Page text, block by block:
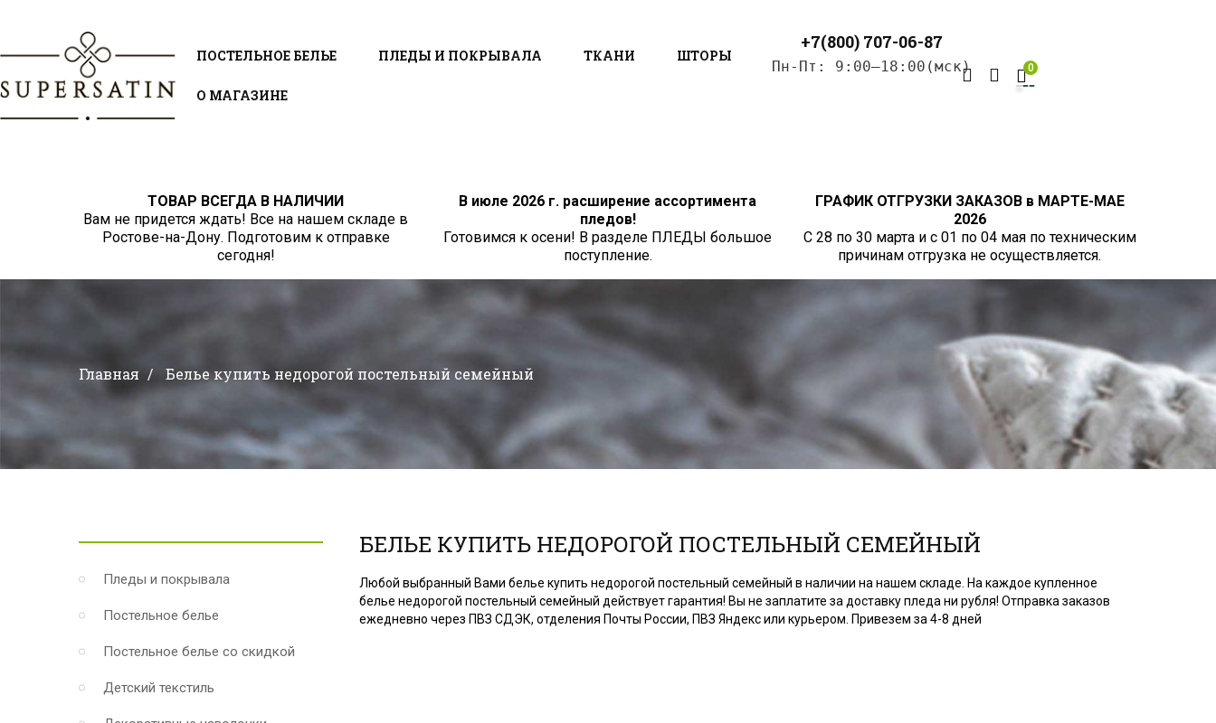
ПОСТЕЛЬНОЕ БЕЛЬЕ ПЛЕДЫ И ПОКРЫВАЛА ТКАНИ ШТОРЫ
О МАГАЗИНЕ
+7(800) 707-06-87
Пн-Пт: 9:00–18:00(мск) 0
ТОВАР ВСЕГДА В НАЛИЧИИ
Вам не придется ждать! Все на нашем складе в
Ростове-на-Дону. Подготовим к отправке
сегодня!
В июле 2026 г. расширение ассортимента
пледов!
Готовимся к осени! В разделе ПЛЕДЫ большое
поступление.
ГРАФИК ОТГРУЗКИ ЗАКАЗОВ в МАРТЕ-МАЕ
2026
С 28 по 30 марта и с 01 по 04 мая по техническим
причинам отгрузка не осуществляется.
Главная Белье купить недорогой постельный семейный
Пледы и покрывала
Постельное белье
Постельное белье со скидкой
Детский текстиль
БЕЛЬЕ КУПИТЬ НЕДОРОГОЙ ПОСТЕЛЬНЫЙ СЕМЕЙНЫЙ
Любой выбранный Вами белье купить недорогой постельный семейный в наличии на нашем складе. На каждое купленное
белье недорогой постельный семейный действует гарантия! Вы не заплатите за доставку пледа ни рубля! Отправка заказов
ежедневно через ПВЗ СДЭК, отделения Почты России, ПВЗ Яндекс или курьером. Привезем за 4-8 дней